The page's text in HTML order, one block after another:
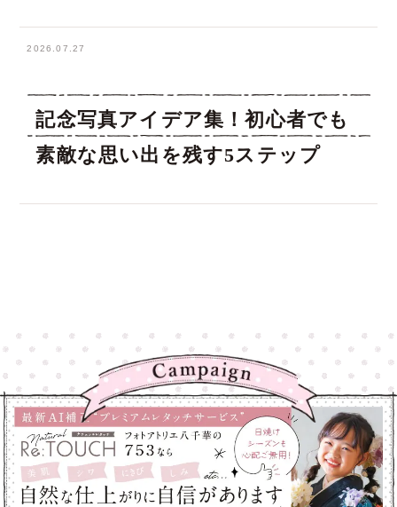
2026.07.27
記念写真アイデア集！初心者でも
素敵な思い出を残す5ステップ